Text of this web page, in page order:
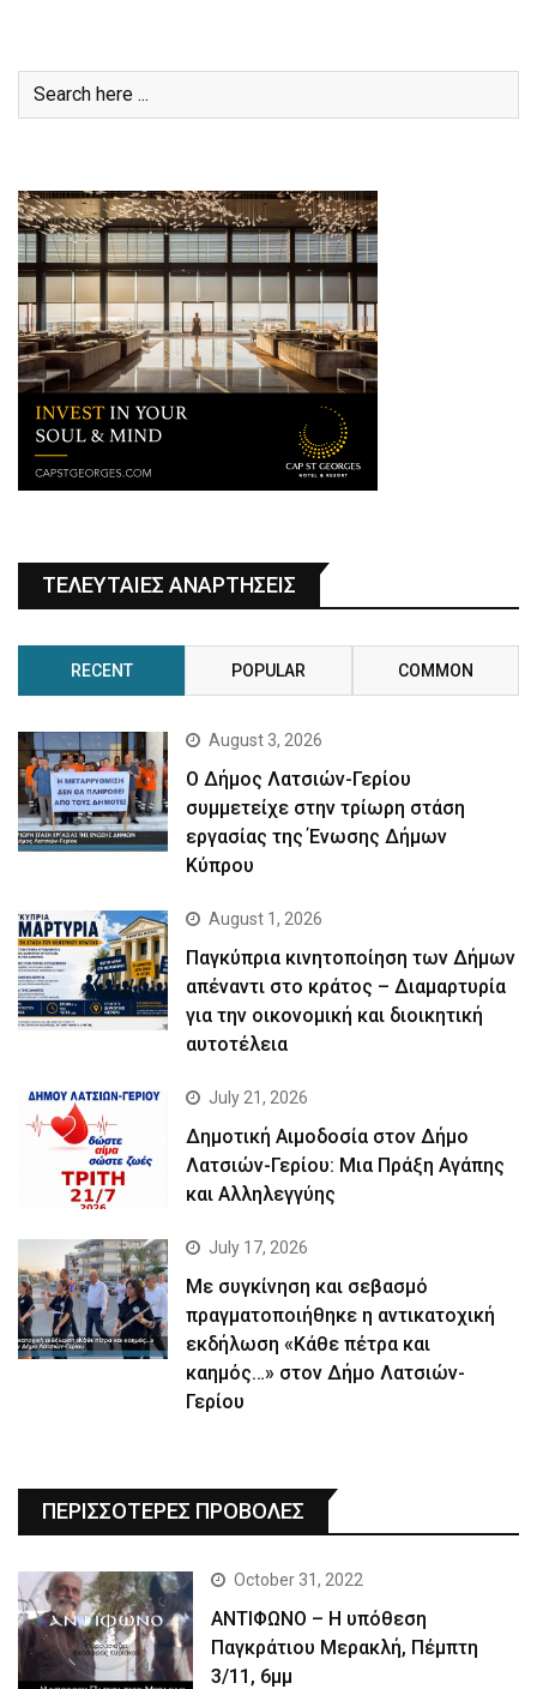
ΤΕΛΕΥΤΑΙΕΣ ΑΝΑΡΤΗΣΕΙΣ
RECENT POPULAR COMMON
August 3, 2026
Ο Δήμος Λατσιών-Γερίου
συμμετείχε στην τρίωρη στάση
εργασίας της Ένωσης Δήμων
Κύπρου
August 1, 2026
Παγκύπρια κινητοποίηση των Δήμων
απέναντι στο κράτος – Διαμαρτυρία
για την οικονομική και διοικητική
αυτοτέλεια
July 21, 2026
Δημοτική Αιμοδοσία στον Δήμο
Λατσιών-Γερίου: Μια Πράξη Αγάπης
και Αλληλεγγύης
July 17, 2026
Με συγκίνηση και σεβασμό
πραγματοποιήθηκε η αντικατοχική
εκδήλωση «Κάθε πέτρα και
καημός…» στον Δήμο Λατσιών-
Γερίου
ΠΕΡΙΣΣΟΤΕΡΕΣ ΠΡΟΒΟΛΕΣ
October 31, 2022
ΑΝΤΙΦΩΝΟ – Η υπόθεση
Παγκράτιου Μερακλή, Πέμπτη
3/11, 6μμ